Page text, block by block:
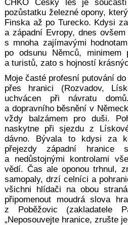
CHKO Český les je
pozůstatku železné opony,
Finska až po Turecko. Kdysi
a západní Evropy, dnes
s mnoha zajímavými
po odsunu Němců,
a turistů, zato s hojností
Moje časté profesní putování
přes hranici (Rozvadov,
uchvácen při návratu
a dopravního běsnění v
vždy balzámem pro duši.
naskytne při sjezdu z
dávno. Bývala to kdysi za
přejezdy západní hranice
a nedůstojnými kontrolami
vědí. Čas ale oponou trhnul,
samopaly, drzí celníci a
všichni hlídači na obou
připomenout moudrá slova
z Poběžovic (zakladatele
„Neposouvejte hranice, zrušte